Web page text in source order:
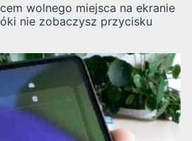
wolnego miejsca na ekranie
nie zobaczysz przycisku